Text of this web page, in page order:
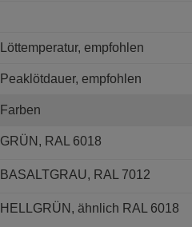
Löttemperatur, empfohlen
Peaklötdauer, empfohlen
Farben
GRÜN, RAL 6018
BASALTGRAU, RAL 7012
HELLGRÜN, ähnlich RAL 6018